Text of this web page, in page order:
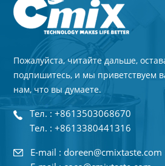
Пожалуйста, читайте дальше,
подпишитесь, и мы приветствуем
нам, что вы думаете.
Тел. : +8613503068670
Тел. : +8613380441316
E-mail : doreen@cmixtaste.com